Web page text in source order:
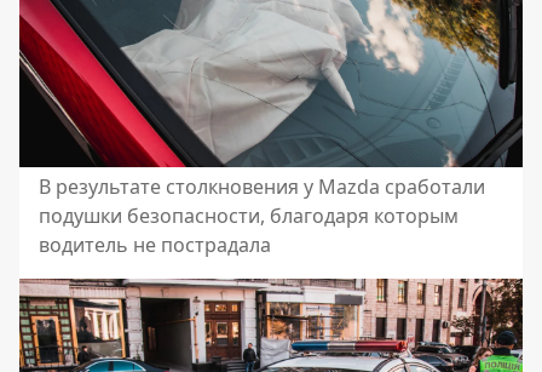
В результате столкновения у Mazda сработали
подушки безопасности, благодаря которым
водитель не пострадала